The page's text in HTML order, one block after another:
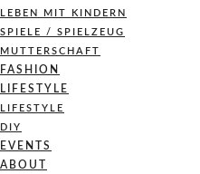
LEBEN MIT KINDERN
SPIELE / SPIELZEUG
MUTTERSCHAFT
FASHION
LIFESTYLE
LIFESTYLE
DIY
EVENTS
ABOUT